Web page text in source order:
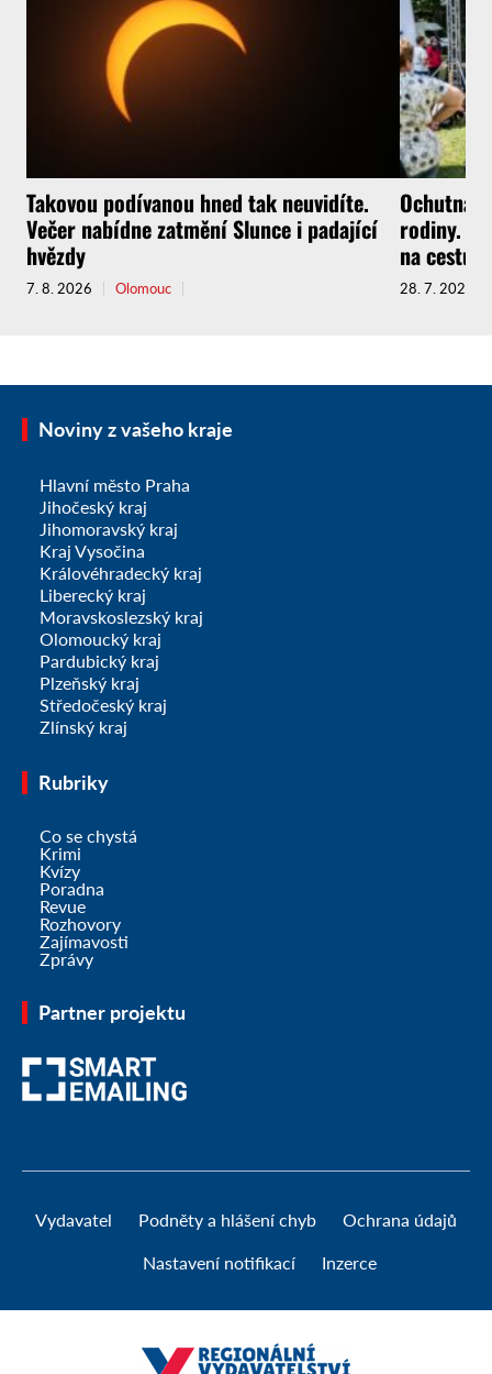
Takovou podívanou hned tak neuvidíte.
Večer nabídne zatmění Slunce i padající
hvězdy
7. 8. 2026 Olomouc
rodiny.
na cestu.
28. 7. 2026
Noviny z vašeho kraje
Hlavní město Praha
Jihočeský kraj
Jihomoravský kraj
Kraj Vysočina
Královéhradecký kraj
Liberecký kraj
Moravskoslezský kraj
Olomoucký kraj
Pardubický kraj
Plzeňský kraj
Středočeský kraj
Zlínský kraj
Rubriky
Co se chystá
Krimi
Kvízy
Poradna
Revue
Rozhovory
Zajímavosti
Zprávy
Partner projektu
Vydavatel Podněty a hlášení chyb Ochrana údajů
Nastavení notifikací Inzerce